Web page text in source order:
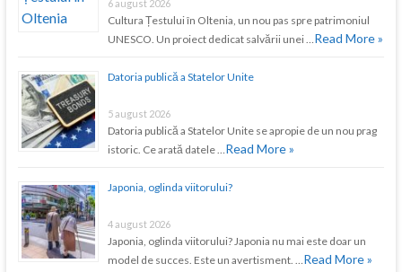
6 august 2026
Cultura Țestului în Oltenia, un nou pas spre patrimoniul
UNESCO. Un proiect dedicat salvării unei …Read More »
Datoria publică a Statelor Unite
5 august 2026
Datoria publică a Statelor Unite se apropie de un nou prag
istoric. Ce arată datele …Read More »
Japonia, oglinda viitorului?
4 august 2026
Japonia, oglinda viitorului? Japonia nu mai este doar un
model de succes. Este un avertisment. …Read More »